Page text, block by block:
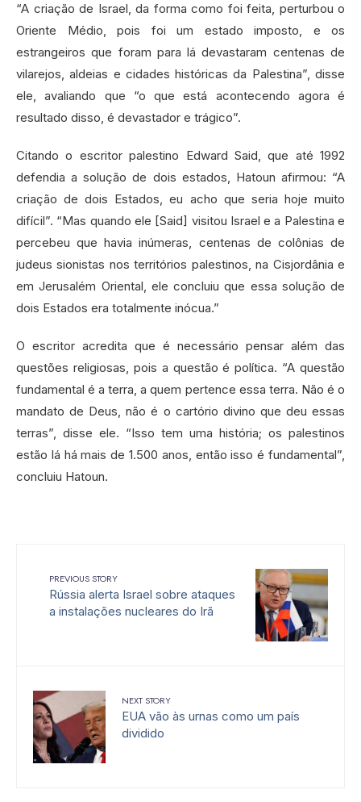
“A criação de Israel, da forma como foi feita, perturbou o
Oriente Médio, pois foi um estado imposto, e os
estrangeiros que foram para lá devastaram centenas de
vilarejos, aldeias e cidades históricas da Palestina”, disse
ele, avaliando que “o que está acontecendo agora é
resultado disso, é devastador e trágico”.
Citando o escritor palestino Edward Said, que até 1992
defendia a solução de dois estados, Hatoun afirmou: “A
criação de dois Estados, eu acho que seria hoje muito
difícil”. “Mas quando ele [Said] visitou Israel e a Palestina e
percebeu que havia inúmeras, centenas de colônias de
judeus sionistas nos territórios palestinos, na Cisjordânia e
em Jerusalém Oriental, ele concluiu que essa solução de
dois Estados era totalmente inócua.”
O escritor acredita que é necessário pensar além das
questões religiosas, pois a questão é política. “A questão
fundamental é a terra, a quem pertence essa terra. Não é o
mandato de Deus, não é o cartório divino que deu essas
terras”, disse ele. “Isso tem uma história; os palestinos
estão lá há mais de 1.500 anos, então isso é fundamental”,
concluiu Hatoun.
PREVIOUS STORY
Rússia alerta Israel sobre ataques
a instalações nucleares do Irã
NEXT STORY
EUA vão às urnas como um país
dividido